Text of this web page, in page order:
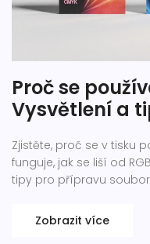
Proč se
Vysvětlení a
Zjistěte, proč se v tisku
funguje, jak se liší od
tipy pro přípravu
Zobrazit více